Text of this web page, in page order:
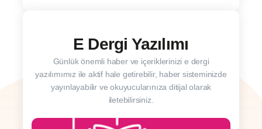
E Dergi Yazılımı
Günlük önemli haber ve içeriklerinizi e dergi
yazılımımız ile aktif hale getirebilir, haber sisteminizde
yayınlayabilir ve okuyucularınıza ditijal olarak
iletebilirsiniz.